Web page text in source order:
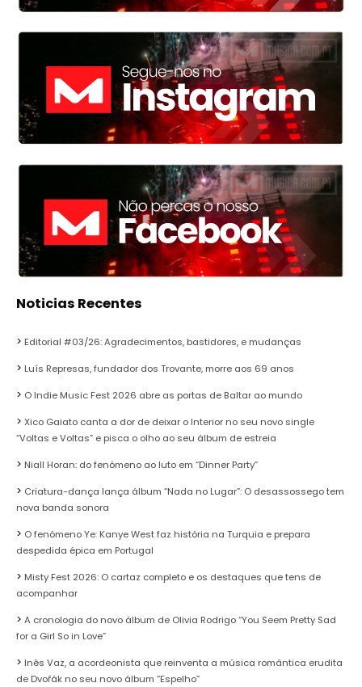
Noticias Recentes
Editorial #03/26: Agradecimentos, bastidores, e mudanças
Luís Represas, fundador dos Trovante, morre aos 69 anos
O Indie Music Fest 2026 abre as portas de Baltar ao mundo
Xico Gaiato canta a dor de deixar o Interior no seu novo single
“Voltas e Voltas” e pisca o olho ao seu álbum de estreia
Niall Horan: do fenómeno ao luto em “Dinner Party”
Criatura-dança lança álbum “Nada no Lugar”: O desassossego tem
nova banda sonora
O fenómeno Ye: Kanye West faz história na Turquia e prepara
despedida épica em Portugal
Misty Fest 2026: O cartaz completo e os destaques que tens de
acompanhar
A cronologia do novo álbum de Olivia Rodrigo “You Seem Pretty Sad
for a Girl So in Love”
Inês Vaz, a acordeonista que reinventa a música romântica erudita
de Dvořák no seu novo álbum “Espelho”